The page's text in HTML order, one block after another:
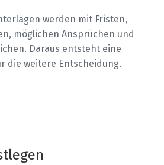
werden mit Fristen,
möglichen Ansprüchen und
Daraus entsteht eine
die weitere Entscheidung.